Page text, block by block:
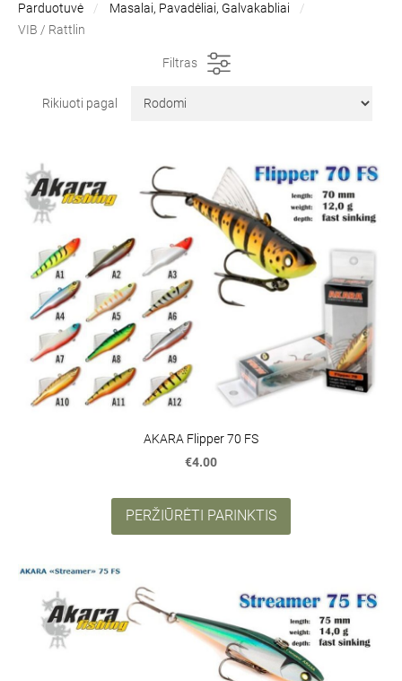
Parduotuvė
Masalai, Pavadėliai, Galvakabliai
VIB / Rattlin
Filtras
Rikiuoti pagal
AKARA Flipper 70 FS
€4.00
PERŽIŪRĖTI PARINKTIS